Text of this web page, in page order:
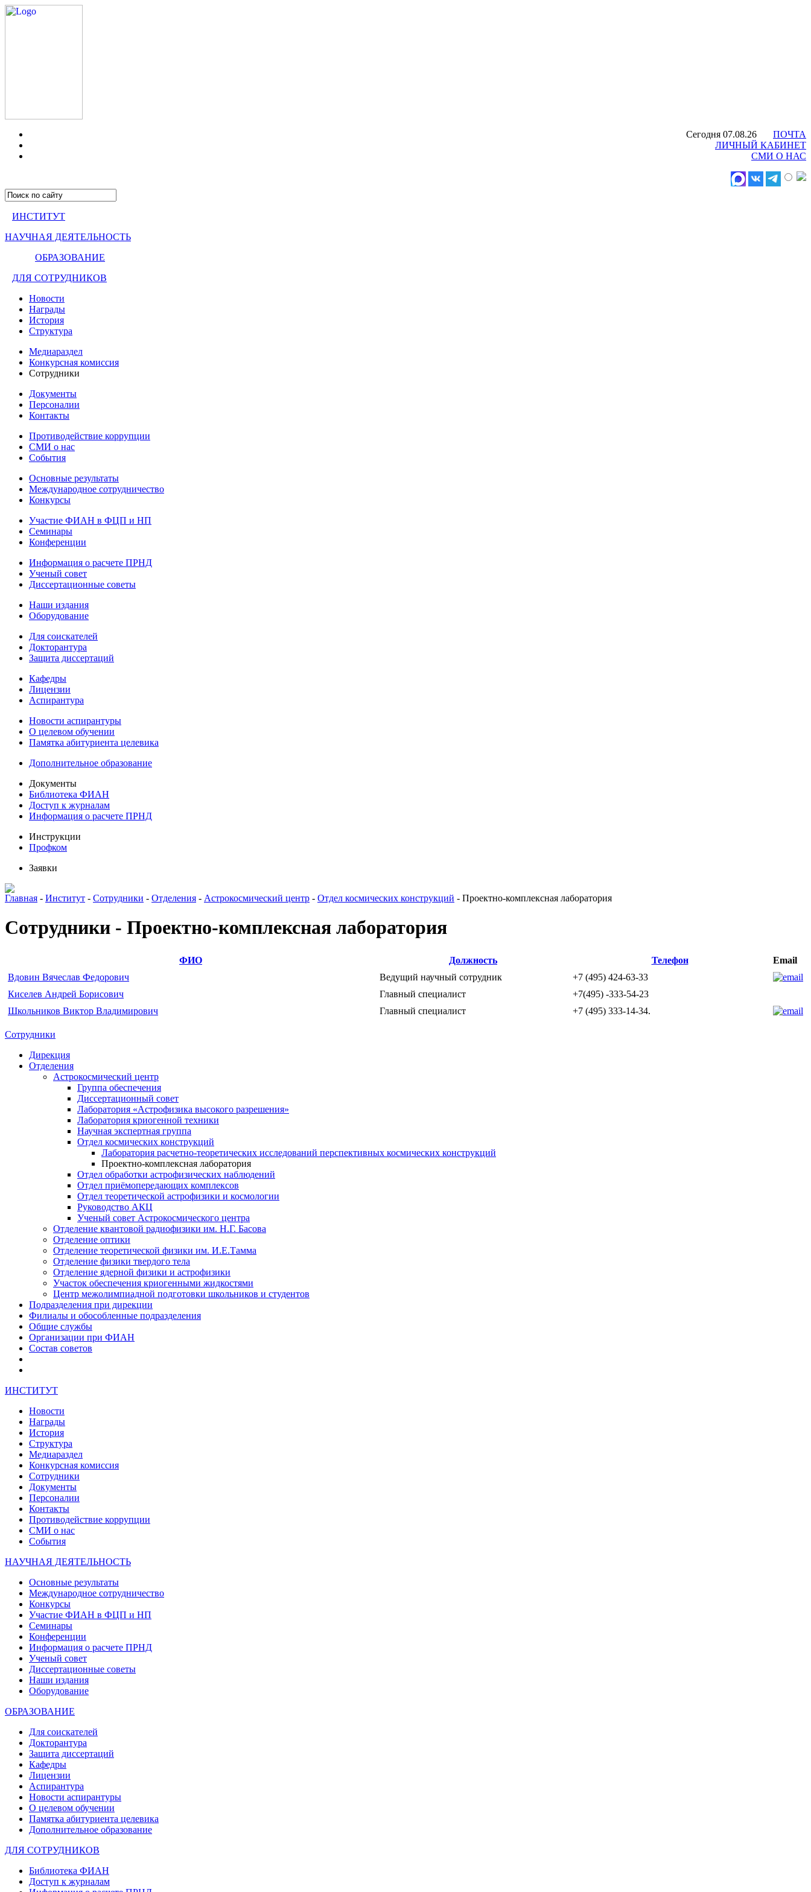
Сегодня 07.08.26
ПОЧТА
ЛИЧНЫЙ КАБИНЕТ
СМИ О НАС
ИНСТИТУТ
НАУЧНАЯ ДЕЯТЕЛЬНОСТЬ
ОБРАЗОВАНИЕ
ДЛЯ СОТРУДНИКОВ
Новости
Награды
История
Структура
Медиараздел
Конкурсная комиссия
Сотрудники
Документы
Персоналии
Контакты
Противодействие коррупции
СМИ о нас
События
Основные результаты
Международное сотрудничество
Конкурсы
Участие ФИАН в ФЦП и НП
Семинары
Конференции
Информация о расчете ПРНД
Ученый совет
Диссертационные советы
Наши издания
Оборудование
Для соискателей
Докторантура
Защита диссертаций
Кафедры
Лицензии
Аспирантура
Новости аспирантуры
О целевом обучении
Памятка абитуриента целевика
Дополнительное образование
Документы
Библиотека ФИАН
Доступ к журналам
Информация о расчете ПРНД
Инструкции
Профком
Заявки
Главная - Институт - Сотрудники - Отделения - Астрокосмический центр - Отдел космических конструкций - Проектно-комплексная лаборатория
Сотрудники - Проектно-комплексная лаборатория
ФИО Должность Телефон
Email
Вдовин Вячеслав Федорович
Ведущий научный сотрудник
+7 (495) 424-63-33
Киселев Андрей Борисович
Главный специалист
+7(495) -333-54-23
Школьников Виктор Владимирович
Главный специалист +7 (495) 333-14-34.
Сотрудники
Дирекция
Отделения
Астрокосмический центр
Группа обеспечения
Диссертационный совет
Лаборатория «Астрофизика высокого разрешения»
Лаборатория криогенной техники
Научная экспертная группа
Отдел космических конструкций
Лаборатория расчетно-теоретических исследований перспективных космических конструкций
Проектно-комплексная лаборатория
Отдел обработки астрофизических наблюдений
Отдел приёмопередающих комплексов
Отдел теоретической астрофизики и космологии
Руководство АКЦ
Ученый совет Астрокосмического центра
Отделение квантовой радиофизики им. Н.Г. Басова
Отделение оптики
Отделение теоретической физики им. И.Е.Тамма
Отделение физики твердого тела
Отделение ядерной физики и астрофизики
Участок обеспечения криогенными жидкостями
Центр межолимпиадной подготовки школьников и студентов
Подразделения при дирекции
Филиалы и обособленные подразделения
Общие службы
Организации при ФИАН
Состав советов
ИНСТИТУТ
Новости
Награды
История
Структура
Медиараздел
Конкурсная комиссия
Сотрудники
Документы
Персоналии
Контакты
Противодействие коррупции
СМИ о нас
События
НАУЧНАЯ ДЕЯТЕЛЬНОСТЬ
Основные результаты
Международное сотрудничество
Конкурсы
Участие ФИАН в ФЦП и НП
Семинары
Конференции
Информация о расчете ПРНД
Ученый совет
Диссертационные советы
Наши издания
Оборудование
ОБРАЗОВАНИЕ
Для соискателей
Докторантура
Защита диссертаций
Кафедры
Лицензии
Аспирантура
Новости аспирантуры
О целевом обучении
Памятка абитуриента целевика
Дополнительное образование
ДЛЯ СОТРУДНИКОВ
Библиотека ФИАН
Доступ к журналам